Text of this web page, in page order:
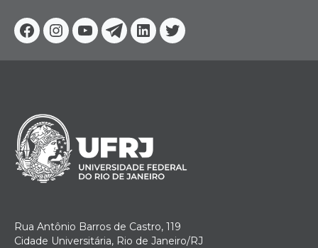
Facebook
Instagram
YoutubeTelegram
Linkedin
Twitter
Rua Antônio Barros de Castro, 119
Cidade Universitária, Rio de Janeiro/RJ